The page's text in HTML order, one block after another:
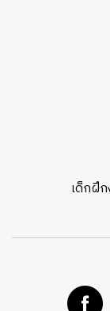
เด็กฝึ